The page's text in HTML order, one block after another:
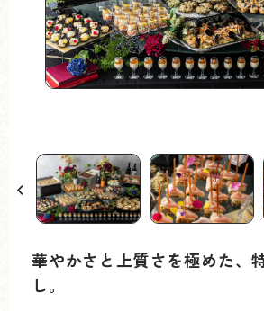
華やかさと上質さを極めた、
し。